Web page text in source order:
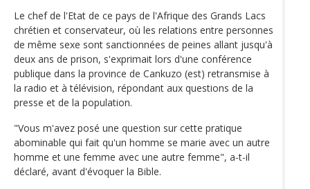
Le chef de l'Etat de ce pays de l'Afrique des Grands Lacs
chrétien et conservateur, où les relations entre personnes
de même sexe sont sanctionnées de peines allant jusqu'à
deux ans de prison, s'exprimait lors d'une conférence
publique dans la province de Cankuzo (est) retransmise à
la radio et à télévision, répondant aux questions de la
presse et de la population.
"Vous m'avez posé une question sur cette pratique
abominable qui fait qu'un homme se marie avec un autre
homme et une femme avec une autre femme", a-t-il
déclaré, avant d'évoquer la Bible.